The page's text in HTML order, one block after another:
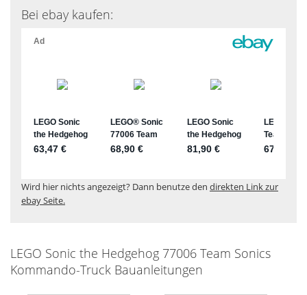
Bei ebay kaufen:
Wird hier nichts angezeigt? Dann benutze den direkten Link zur
ebay Seite.
LEGO Sonic the Hedgehog 77006 Team Sonics
Kommando-Truck Bauanleitungen